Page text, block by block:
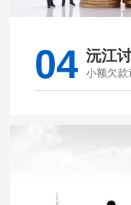
04 沅江
小额欠款